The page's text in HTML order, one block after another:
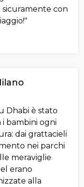
con
Dhabi è stato
bambini ogni
dai grattacieli
nei parchi
meraviglie
erano
alla